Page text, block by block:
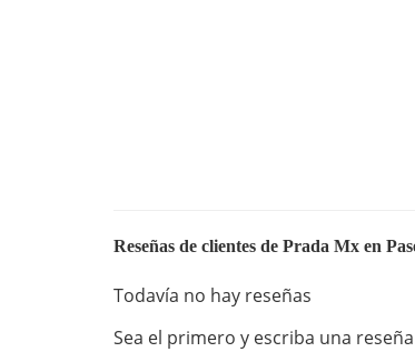
Reseñas de clientes de Prada Mx en
Todavía no hay reseñas
Sea el primero y escriba una